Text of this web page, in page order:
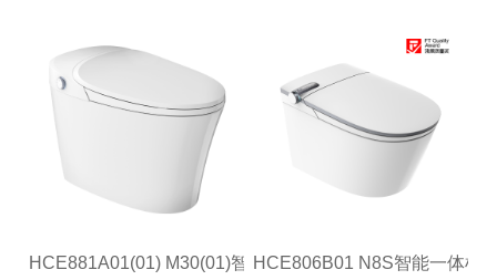
HCE881A01(01) M30(01)智能一体机HCE806B01 N8S智能一体机